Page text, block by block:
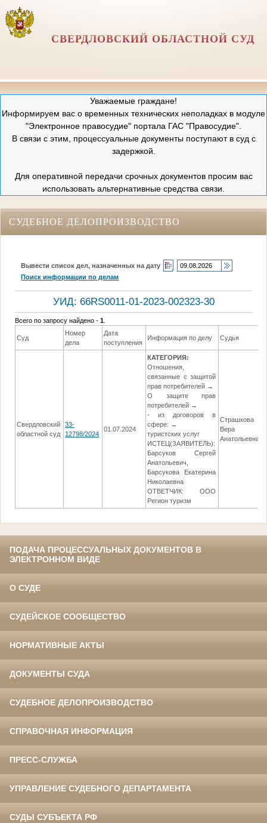
СВЕРДЛОВСКИЙ ОБЛАСТНОЙ СУД
Уважаемые граждане!
Информируем вас о временных технических неполадках в модуле
"Электронное правосудие" портала ГАС "Правосудие".
В связи с этим, процессуальные документы поступают в суд с
задержкой.
Для оперативной передачи срочных документов просим вас
использовать альтернативные средства связи.
СУДЕБНОЕ ДЕЛОПРОИЗВОДСТВО
Вывести список дел, назначенных на дату
Поиск информации по делам
УИД: 66RS0011-01-2023-002323-30
Всего по запросу найдено -1
Суд
Номер
дела
Дата
поступления
Информация по делу Судья
Свердловский
областной суд
33-
12798/2024
01.07.2024
КАТЕГОРИЯ:
Отношения,
связанные с защитой
прав потребителей →
О защите прав
потребителей →
- из договоров в
сфере: →
туристских услуг
ИСТЕЦ(ЗАЯВИТЕЛЬ):
Барсуков Сергей
Анатольевич,
Барсукова Екатерина
Николаевна
ОТВЕТЧИК: ООО
Регион туризм
Страшкова
Вера
Анатольевна
ПОДАЧА ПРОЦЕССУАЛЬНЫХ ДОКУМЕНТОВ В
ЭЛЕКТРОННОМ ВИДЕ
О СУДЕ
СУДЕЙСКОЕ СООБЩЕСТВО
НОРМАТИВНЫЕ АКТЫ
ДОКУМЕНТЫ СУДА
СУДЕБНОЕ ДЕЛОПРОИЗВОДСТВО
СПРАВОЧНАЯ ИНФОРМАЦИЯ
ПРЕСС-СЛУЖБА
УПРАВЛЕНИЕ СУДЕБНОГО ДЕПАРТАМЕНТА
СУДЫ СУБЪЕКТА РФ